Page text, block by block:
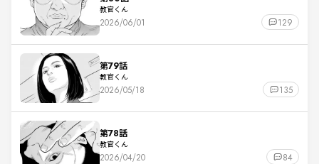
教官くん
2026/06/01 129
第79話
教官くん
2026/05/18 135
第78話
教官くん
2026/04/20 84